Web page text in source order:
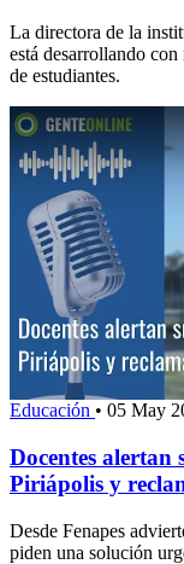
La directora de la
está desarrollando
de estudiantes.
Educación • 05 May
Docentes alertan
Piriápolis y
Desde Fenapes
piden una solución